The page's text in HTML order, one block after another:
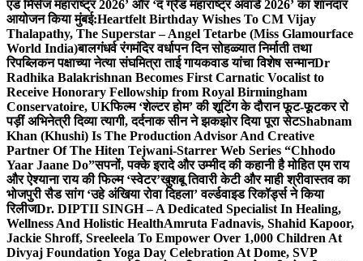
एंड मिसेज महाराष्ट्र 2026’ और ‘द ग्रैंड महाराष्ट्र अवार्ड 2026’ का शानदार
आयोजन किया मुंबई:Heartfelt Birthday Wishes To CM Vijay
Thalapathy, The Superstar – Angel Tetarbe (Miss Glamourface
World India)बालगंधर्व रंगमंदिर वर्धापन दिन सोहळ्यात निर्माती तथा
रिपब्लिकन पक्षाच्या नेत्या संघमित्रा ताई गायकवाड यांचा विशेष सन्मानDr
Radhika Balakrishnan Becomes First Carnatic Vocalist to
Receive Honorary Fellowship from Royal Birmingham
Conservatoire, UKफिल्म ‘शेल्टर होम’ की शूटिंग के दौरान फूट-फूटकर रो
पड़ीं अभिनेत्री दिव्या त्यागी, दर्दनाक सीन ने झकझोर दिया पूरा सेटShabnam
Khan (Khushi) Is The Production Advisor And Creative
Partner Of The Hiten Tejwani-Starrer Web Series “Chhodo
Yaar Jaane Do”सपनों, पक्के इरादे और उम्मीद की कहानी है मोहित एम राय
और ऐश्याना राय की फिल्म ‘स्वेटर’खुशबू तिवारी केटी और माही श्रीवास्तव का
भोजपुरी सैड सांग ‘उहे अंखिया रोवा दिहला’ वर्ल्डवाइड रिकॉर्ड्स ने किया
रिलीजDr. DIPTII SINGH – A Dedicated Specialist In Healing,
Wellness And Holistic HealthAmruta Fadnavis, Shahid Kapoor,
Jackie Shroff, Sreeleela To Empower Over 1,000 Children At
Divyaj Foundation Yoga Day Celebration At Dome, SVP